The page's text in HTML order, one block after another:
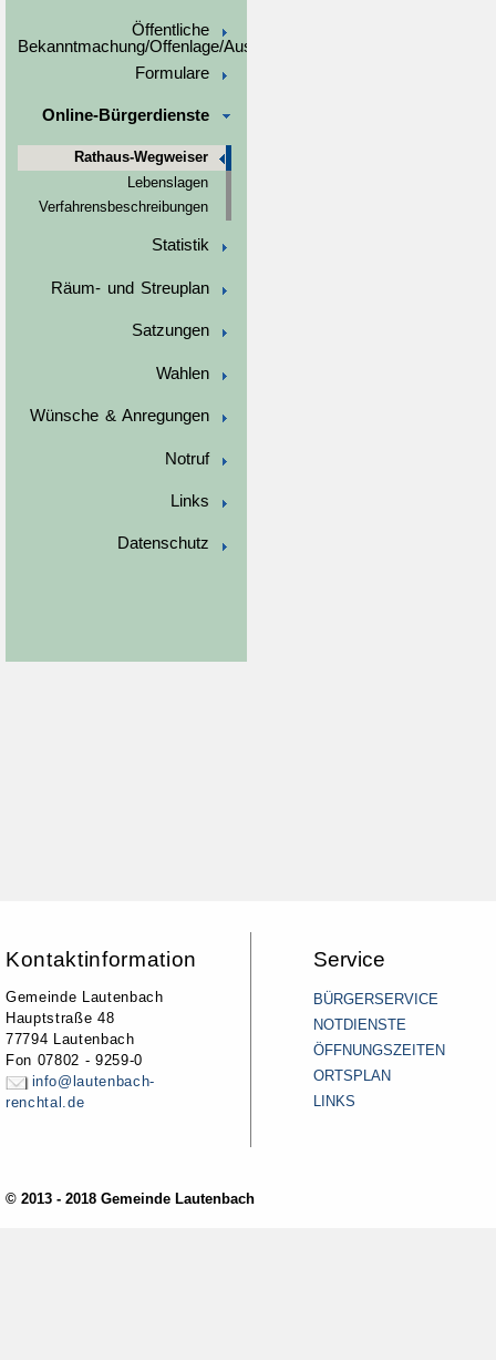
Öffentliche
Bekanntmachung/Offenlage/Ausschreibungen
Formulare
Online-Bürgerdienste
Rathaus-Wegweiser
Lebenslagen
Verfahrensbeschreibungen
Statistik
Räum- und Streuplan
Satzungen
Wahlen
Wünsche & Anregungen
Notruf
Links
Datenschutz
Kontaktinformation
Gemeinde Lautenbach
Hauptstraße 48
77794 Lautenbach
Fon 07802 - 9259-0
info@lautenbach-
renchtal.de
Service
BÜRGERSERVICE
NOTDIENSTE
ÖFFNUNGSZEITEN
ORTSPLAN
LINKS
© 2013 - 2018 Gemeinde Lautenbach